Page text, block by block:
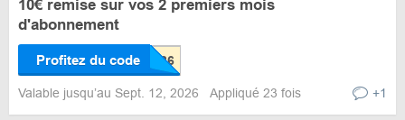
10€ remise sur vos 2 premiers mois
d'abonnement
Profitez du code
Valable jusqu’au Sept. 12, 2026 Appliqué 23 fois +1